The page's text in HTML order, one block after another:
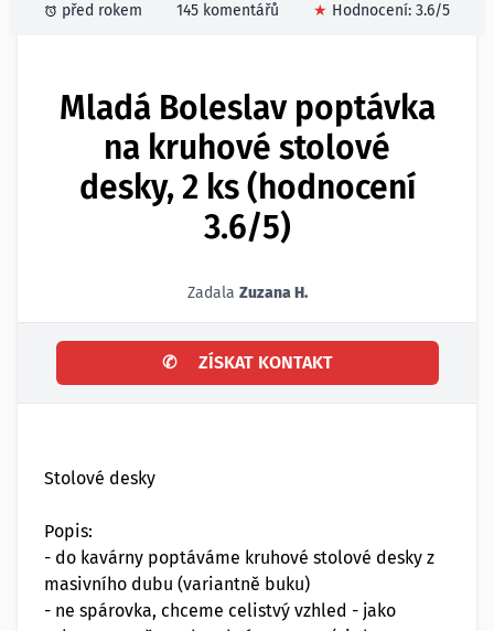
před rokem
145 komentářů ★ Hodnocení: 3.6/5
Mladá Boleslav poptávka
na kruhové stolové
desky, 2 ks (hodnocení
3.6/5)
Zadala Zuzana H.
✆ ZÍSKAT KONTAKT
Stolové desky
Popis:
- do kavárny poptáváme kruhové stolové desky z
masivního dubu (variantně buku)
- ne spárovka, chceme celistvý vzhled - jako